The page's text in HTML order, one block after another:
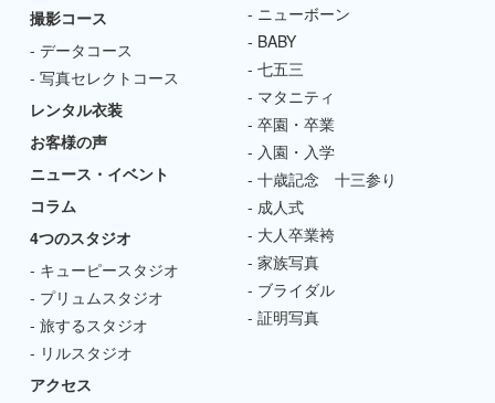
撮影コース
データコース
写真セレクトコース
レンタル衣装
お客様の声
ニュース・イベント
コラム
4つのスタジオ
キューピースタジオ
プリュムスタジオ
旅するスタジオ
リルスタジオ
アクセス
ニューボーン
BABY
七五三
マタニティ
卒園・卒業
入園・入学
十歳記念 十三参り
成人式
大人卒業袴
家族写真
ブライダル
証明写真